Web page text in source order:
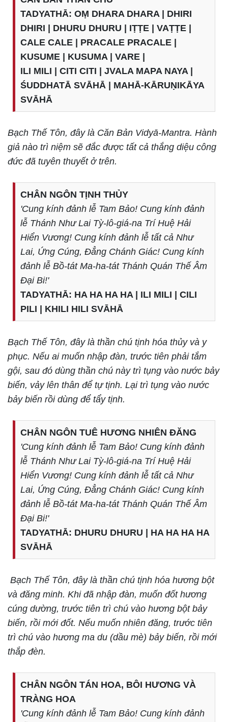
TADYATHĀ: OṂ DHARA DHARA | DHIRI
DHIRI | DHURU DHURU | IṬṬE | VAṬṬE |
CALE CALE | PRACALE PRACALE |
KUSUME | KUSUMA | VARE |
ILI MILI | CITI CITI | JVALA MAPA NAYA |
ŚUDDHATĀ SVĀHĀ | MAHĀ-KĀRUṆIKĀYA
SVĀHĀ
Bạch Thế Tôn, đây là Căn Bản Vidyā-Mantra. Hành
giả nào trì niệm sẽ đắc được tất cả thắng diệu công
đức đã tuyên thuyết ở trên.
CHÂN NGÔN TỊNH THỦY
'Cung kính đảnh lễ Tam Bảo! Cung kính đảnh
lễ Thánh Như Lai Tỳ-lô-giá-na Trí Huệ Hải
Hiển Vương! Cung kính đảnh lễ tất cả Như
Lai, Ứng Cúng, Đẳng Chánh Giác! Cung kính
đảnh lễ Bồ-tát Ma-ha-tát Thánh Quán Thế Âm
Đại Bi!'
TADYATHĀ: HA HA HA HA | ILI MILI | CILI
PILI | KHILI HILI SVĀHĀ
Bạch Thế Tôn, đây là thần chú tịnh hóa thủy và y
phục. Nếu ai muốn nhập đàn, trước tiên phải tắm
gội, sau đó dùng thần chú này trì tụng vào nước bảy
biến, vảy lên thân để tự tịnh. Lại trì tụng vào nước
bảy biến rồi dùng để tẩy tịnh.
CHÂN NGÔN TUÊ HƯƠNG NHIÊN ĐĂNG
'Cung kính đảnh lễ Tam Bảo! Cung kính đảnh
lễ Thánh Như Lai Tỳ-lô-giá-na Trí Huệ Hải
Hiển Vương! Cung kính đảnh lễ tất cả Như
Lai, Ứng Cúng, Đẳng Chánh Giác! Cung kính
đảnh lễ Bồ-tát Ma-ha-tát Thánh Quán Thế Âm
Đại Bi!'
TADYATHĀ: DHURU DHURU | HA HA HA HA
SVĀHĀ
Bạch Thế Tôn, đây là thần chú tịnh hóa hương bột
và đăng minh. Khi đã nhập đàn, muốn đốt hương
cúng dường, trước tiên trì chú vào hương bột bảy
biến, rồi mới đốt. Nếu muốn nhiên đăng, trước tiên
trì chú vào hương ma du (dầu mè) bảy biến, rồi mới
thắp đèn.
CHÂN NGÔN TÁN HOA, BÔI HƯƠNG VÀ
TRÀNG HOA
'Cung kính đảnh lễ Tam Bảo! Cung kính đảnh